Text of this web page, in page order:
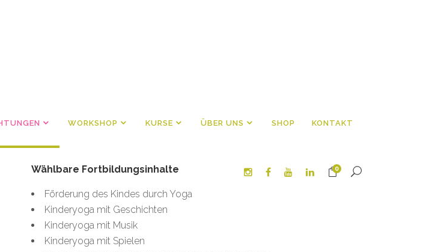
WORKSHOP KURSE ÜBER UNS SHOP KONTAKT
0
Wählbare Fortbildungsinhalte
Förderung des Kindes durch Yoga
Kinderyoga mit Geschichten
Kinderyoga mit Musik
Kinderyoga mit Spielen